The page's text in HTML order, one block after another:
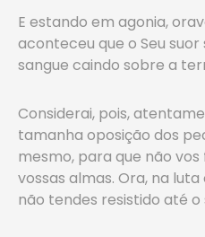
E estando em agonia,
aconteceu que o Seu
sangue caindo sobre a
Considerai, pois,
tamanha oposição dos
mesmo, para que não
vossas almas. Ora, na
não tendes resistido até o